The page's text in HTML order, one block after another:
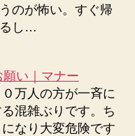
のが怖い。すぐ帰
るし…
い｜マナー
万人の方が一斉に
混雑ぶりです。ち
なり大変危険です